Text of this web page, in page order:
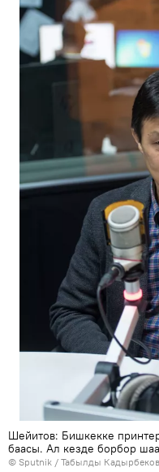
Шейитов: Бишкекке
баасы. Ал кезде борбор
© Sputnik / Табылды Кадырбеков